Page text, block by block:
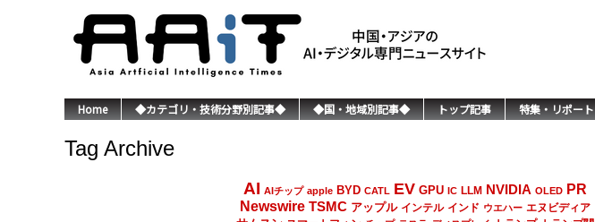
Home ◆カテゴリ・技術分野別記事◆ ◆国・地域別記事◆ トップ記事 特集・リポート
Tag Archive
AI AIチップ apple BYD CATL EV GPU IC LLM NVIDIA OLED PR
Newswire TSMC アップル インテル インド ウエハー エヌビディア